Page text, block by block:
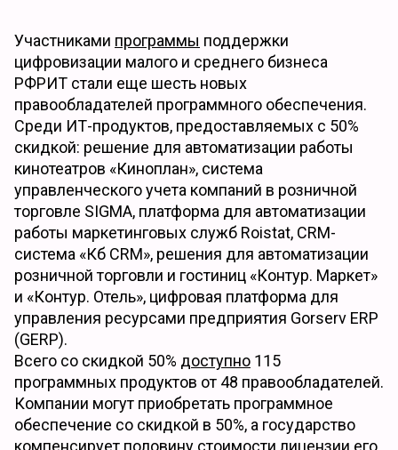
Участниками программы поддержки
цифровизации малого и среднего бизнеса
РФРИТ стали еще шесть новых
правообладателей программного обеспечения.
Среди ИТ-продуктов, предоставляемых с 50%
скидкой: решение для автоматизации работы
кинотеатров «Киноплан», система
управленческого учета компаний в розничной
торговле SIGMA, платформа для автоматизации
работы маркетинговых служб Roistat, СRM-
система «Кб CRM», решения для автоматизации
розничной торговли и гостиниц «Контур. Маркет»
и «Контур. Отель», цифровая платформа для
управления ресурсами предприятия Gorserv ERP
(GERP).
Всего со скидкой 50% доступно 115
программных продуктов от 48 правообладателей.
Компании могут приобретать программное
обеспечение со скидкой в 50%, а государство
компенсирует половину стоимости лицензии его